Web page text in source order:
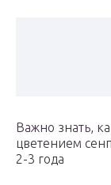
Важно знать,
цветением
2-3 года